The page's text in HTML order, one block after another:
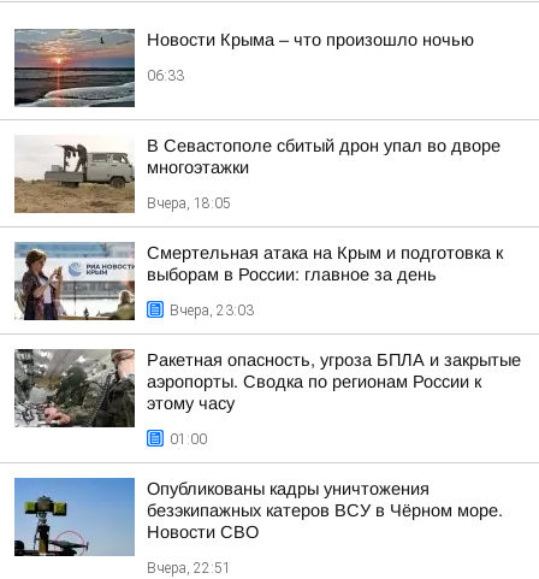
Новости Крыма – что произошло ночью
06:33
В Севастополе сбитый дрон упал во дворе
многоэтажки
Вчера, 18:05
Смертельная атака на Крым и подготовка к
выборам в России: главное за день
Вчера, 23:03
Ракетная опасность, угроза БПЛА и закрытые
аэропорты. Сводка по регионам России к
этому часу
01:00
Опубликованы кадры уничтожения
безэкипажных катеров ВСУ в Чёрном море.
Новости СВО
Вчера, 22:51